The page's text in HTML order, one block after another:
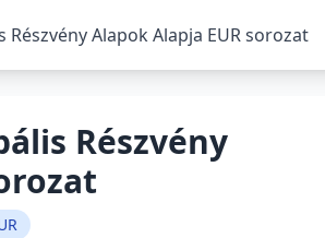
Alapok Alapja EUR sorozat
Részvény